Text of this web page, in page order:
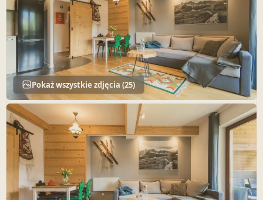
Pokaż wszystkie zdjęcia (25)